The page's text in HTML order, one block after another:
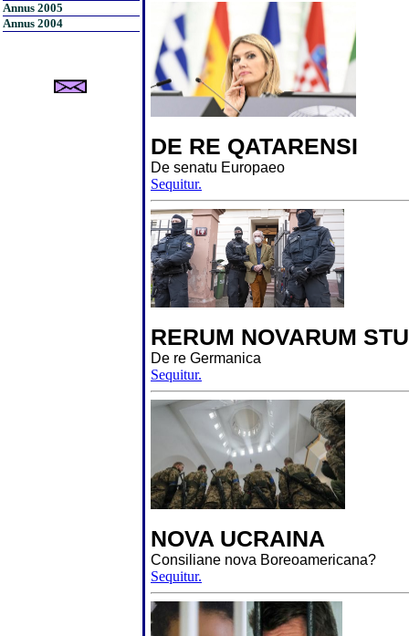
Annus 2005
Annus 2004
DE RE QATARENSI
De senatu Europaeo
Sequitur.
RERUM NOVARUM
De re Germanica
Sequitur.
NOVA UCRAINA
Consiliane nova Boreoamericana?
Sequitur.